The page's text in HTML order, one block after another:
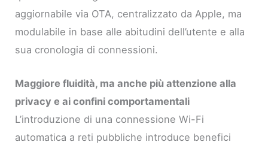
aggiornabile via OTA, centralizzato da Apple, ma
modulabile in base alle abitudini dell’utente e alla
sua cronologia di connessioni.
Maggiore fluidità, ma anche più attenzione alla
privacy e ai confini comportamentali
L’introduzione di una connessione Wi-Fi
automatica a reti pubbliche introduce benefici